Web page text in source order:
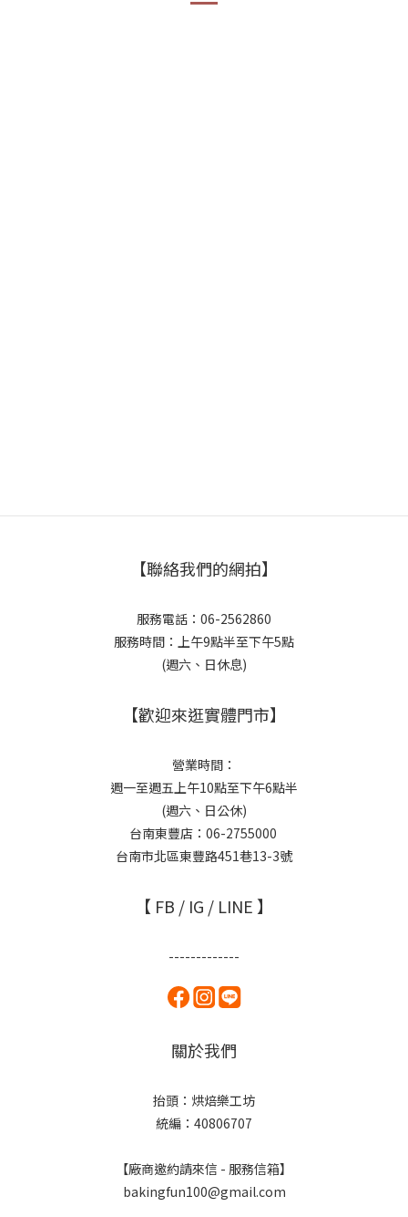
【聯絡我們的網拍】
服務電話：06-2562860
服務時間：上午9點半至下午5點
(週六、日休息)
【歡迎來逛實體門市】
營業時間：
週一至週五上午10點至下午6點半
(週六、日公休)
台南東豐店：06-2755000
台南市北區東豐路451巷13-3號
【 FB / IG / LINE 】
-------------
關於我們
抬頭：烘焙樂工坊
統編：40806707
【廠商邀約請來信 - 服務信箱】
bakingfun100@gmail.com